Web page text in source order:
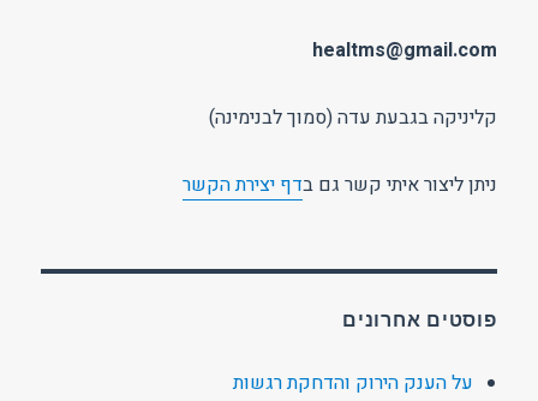
healtms@gmail.com
קליניקה בגבעת עדה (סמוך לבנימינה)
ניתן ליצור איתי קשר גם בדף יצירת הקשר
פוסטים אחרונים
על הענק הירוק והדחקת רגשות